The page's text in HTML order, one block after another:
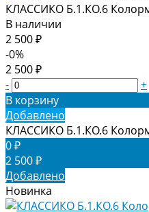
КЛАССИКО Б.1.КО.6
В наличии
2 500 ₽
-0%
2 500 ₽
-
+
В корзину
Добавлено
КЛАССИКО Б.1.КО.6
0 ₽
2 500 ₽
Добавлено
Новинка